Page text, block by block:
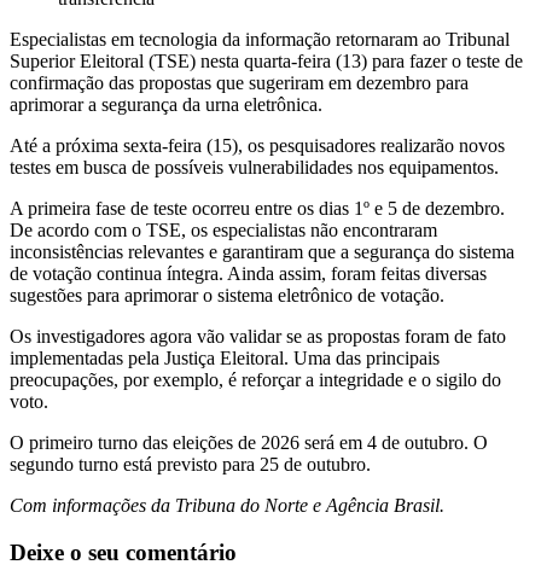
Especialistas em tecnologia da informação retornaram ao Tribunal
Superior Eleitoral (TSE) nesta quarta-feira (13) para fazer o teste de
confirmação das propostas que sugeriram em dezembro para
aprimorar a segurança da urna eletrônica.
Até a próxima sexta-feira (15), os pesquisadores realizarão novos
testes em busca de possíveis vulnerabilidades nos equipamentos.
A primeira fase de teste ocorreu entre os dias 1º e 5 de dezembro.
De acordo com o TSE, os especialistas não encontraram
inconsistências relevantes e garantiram que a segurança do sistema
de votação continua íntegra. Ainda assim, foram feitas diversas
sugestões para aprimorar o sistema eletrônico de votação.
Os investigadores agora vão validar se as propostas foram de fato
implementadas pela Justiça Eleitoral. Uma das principais
preocupações, por exemplo, é reforçar a integridade e o sigilo do
voto.
O primeiro turno das eleições de 2026 será em 4 de outubro. O
segundo turno está previsto para 25 de outubro.
Com informações da Tribuna do Norte e Agência Brasil.
Deixe o seu comentário